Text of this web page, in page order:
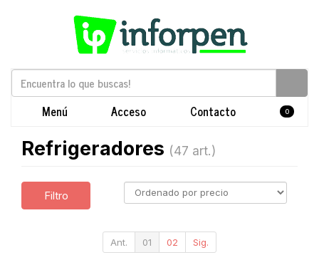
Menú Acceso Contacto 0
Refrigeradores (47 art.)
Filtro
Ant. 01 02 Sig.